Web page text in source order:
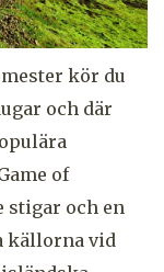
kör du
och där
of
stigar och en
källorna vid